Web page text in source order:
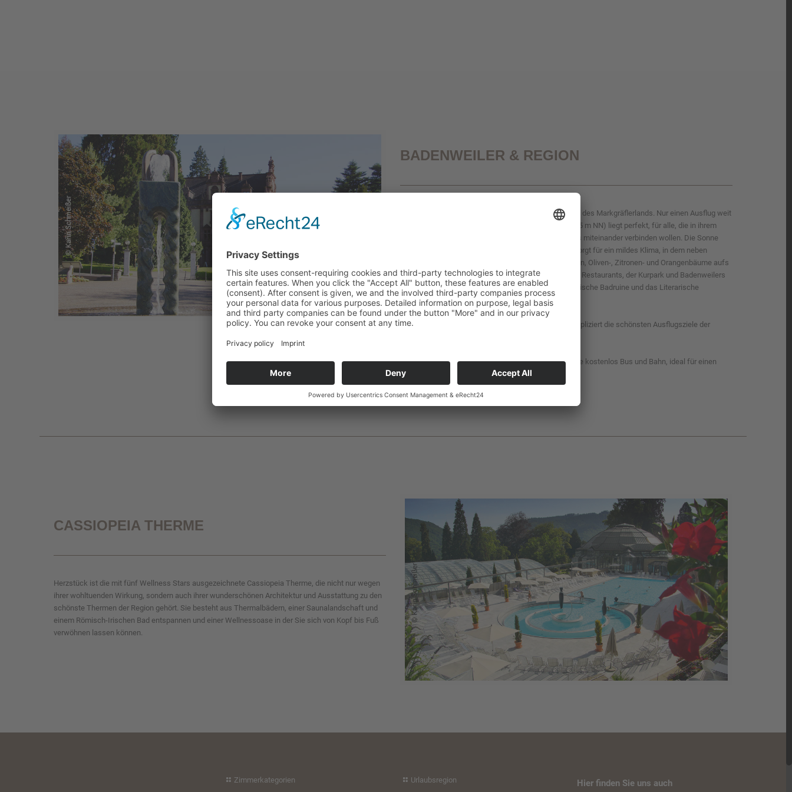
BADENWEILER & REGION
Im Rücken den Schwarzwald, zu Füßen die Weinberge des Markgräflerlands. Nur einen Ausflug weit
entfernt: Frankreich und die Schweiz. Badenweiler (425 m NN) liegt perfekt, für alle, die in ihrem
Urlaub Natur, Kultur, kulinarischen Genuss und Erlebnis miteinander verbinden wollen. Die Sonne
lacht hier 1.700 Stunden im Jahr, ein Warmluftstrom sorgt für ein mildes Klima, in dem neben
imposanten Schwarzwaldtannen auch Oleander, Feigen, Oliven-, Zitronen- und Orangenbäume aufs
prächtigste gedeihen. Im Ort befinden sich Geschäfte, Restaurants, der Kurpark und Badenweilers
Sehenswürdigkeiten wie z. B. die Burg Baden, die Römische Badruine und das Literarische
Museum/Tschechow Salon und der Park der Sinne.
Von Badenweiler aus erreichen Sie schnell und unkompliziert die schönsten Ausflugsziele der
Tipp:Mit der Badenweiler Konus-Gästekarte fahren Sie kostenlos Bus und Bahn, ideal für einen
Tagesausflug nach Basel oder Freiburg!
CASSIOPEIA THERME
Herzstück ist die mit fünf Wellness Stars ausgezeichnete Cassiopeia Therme, die nicht nur wegen
ihrer wohltuenden Wirkung, sondern auch ihrer wunderschönen Architektur und Ausstattung zu den
schönste Thermen der Region gehört. Sie besteht aus Thermalbädern, einer Saunalandschaft und
einem Römisch-Irischen Bad entspannen und einer Wellnessoase in der Sie sich von Kopf bis Fuß
verwöhnen lassen können.
Zimmerkategorien Urlaubsregion Hier finden Sie uns auch